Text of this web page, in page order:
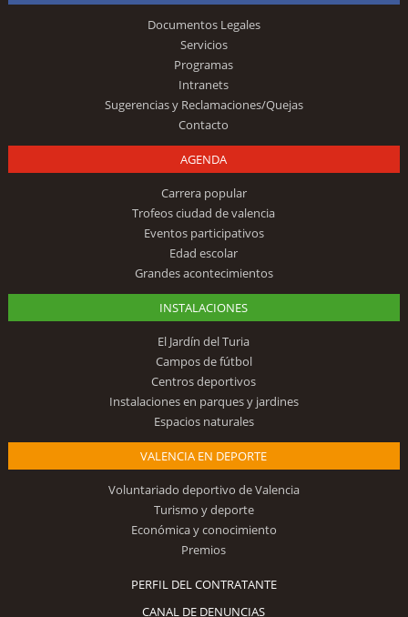
Documentos Legales
Servicios
Programas
Intranets
Sugerencias y Reclamaciones/Quejas
Contacto
AGENDA
Carrera popular
Trofeos ciudad de valencia
Eventos participativos
Edad escolar
Grandes acontecimientos
INSTALACIONES
El Jardín del Turia
Campos de fútbol
Centros deportivos
Instalaciones en parques y jardines
Espacios naturales
VALENCIA EN DEPORTE
Voluntariado deportivo de Valencia
Turismo y deporte
Económica y conocimiento
Premios
PERFIL DEL CONTRATANTE
CANAL DE DENUNCIAS